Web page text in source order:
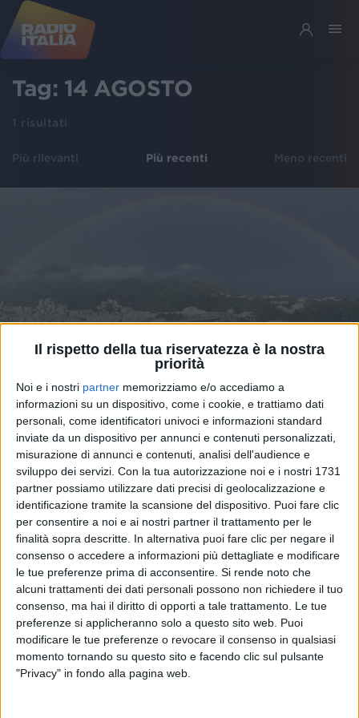
Il rispetto della tua riservatezza è la nostra
priorità
Noi e i nostri partner memorizziamo e/o accediamo a
informazioni su un dispositivo, come i cookie, e trattiamo dati
personali, come identificatori univoci e informazioni standard
inviate da un dispositivo per annunci e contenuti personalizzati,
misurazione di annunci e contenuti, analisi dell'audience e
sviluppo dei servizi. Con la tua autorizzazione noi e i nostri 1731
partner possiamo utilizzare dati precisi di geolocalizzazione e
identificazione tramite la scansione del dispositivo. Puoi fare clic
per consentire a noi e ai nostri partner il trattamento per le
finalità sopra descritte. In alternativa puoi fare clic per negare il
consenso o accedere a informazioni più dettagliate e modificare
le tue preferenze prima di acconsentire. Si rende noto che
alcuni trattamenti dei dati personali possono non richiedere il tuo
consenso, ma hai il diritto di opporti a tale trattamento. Le tue
preferenze si applicheranno solo a questo sito web. Puoi
modificare le tue preferenze o revocare il consenso in qualsiasi
momento tornando su questo sito e facendo clic sul pulsante
"Privacy" in fondo alla pagina web.
Tag: 14 AGOSTO
1 risultati
Più rilevanti Più recenti Meno recenti
14 ago 2020
Ponte Morandi, 2 anni dopo tutti con
Genova: Eros, Amoroso, Venditti...
Ricordando le 43 vittime, Ramazzotti dichiara “Io
non dimentico”
Chi siamo Contattaci
Privacy